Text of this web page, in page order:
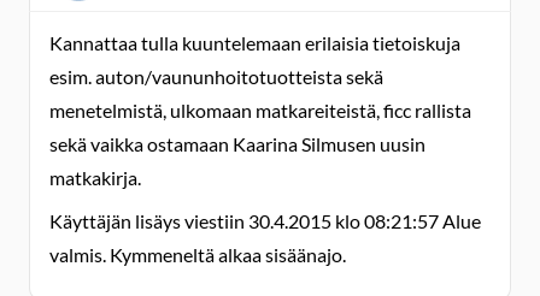
Kannattaa tulla kuuntelemaan erilaisia tietoiskuja
esim. auton/vaununhoitotuotteista sekä
menetelmistä, ulkomaan matkareiteistä, ficc rallista
sekä vaikka ostamaan Kaarina Silmusen uusin
matkakirja.
Käyttäjän lisäys viestiin 30.4.2015 klo 08:21:57 Alue
valmis. Kymmeneltä alkaa sisäänajo.